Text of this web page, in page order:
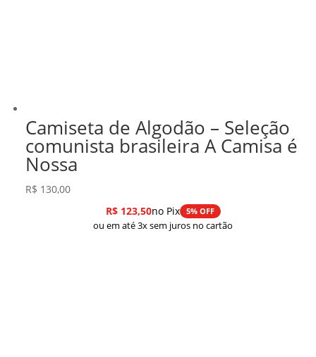
Camiseta de Algodão – Seleção
comunista brasileira A Camisa é
Nossa
R$ 130,00
R$123,50no Pix 5% OFF
ou em até 3x sem juros no cartão